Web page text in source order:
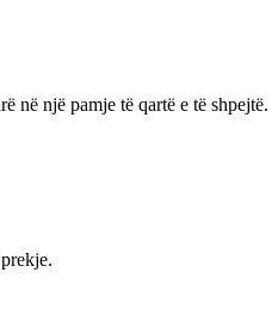
në një pamje të qartë e të shpejtë.